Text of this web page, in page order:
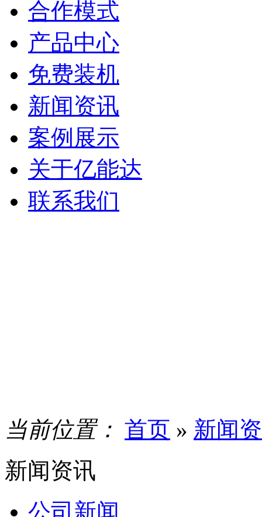
合作模式
产品中心
免费装机
新闻资讯
案例展示
关于亿能达
联系我们
当前位置： 首页 » 新闻
新闻资讯
公司新闻